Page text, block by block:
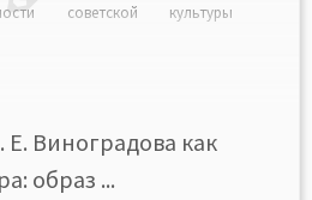
советской культуры
частное и публичное. С одной
избежать неравенства […]
Виноградова как
образ ...